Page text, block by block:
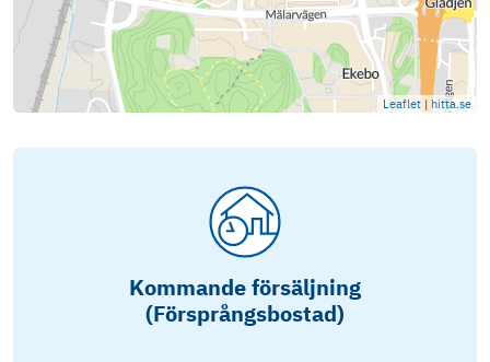
Leaflet | hitta.se
Kommande försäljning
(Försprångsbostad)